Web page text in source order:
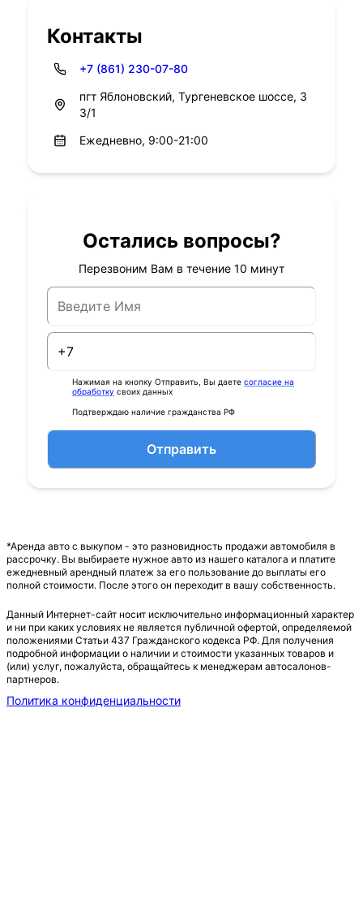
Контакты
+7 (861) 230-07-80
пгт Яблоновский, Тургеневское шоссе, 3
3/1
Ежедневно, 9:00-21:00
Остались вопросы?
Перезвоним Вам в течение 10 минут
Нажимая на кнопку Отправить, Вы даете согласие на
обработку своих данных
Подтверждаю наличие гражданства РФ
Отправить
*Аренда авто с выкупом - это разновидность продажи автомобиля в
рассрочку. Вы выбираете нужное авто из нашего каталога и платите
ежедневный арендный платеж за его пользование до выплаты его
полной стоимости. После этого он переходит в вашу собственность.
Данный Интернет-сайт носит исключительно информационный характер
и ни при каких условиях не является публичной офертой, определяемой
положениями Статьи 437 Гражданского кодекса РФ. Для получения
подробной информации о наличии и стоимости указанных товаров и
(или) услуг, пожалуйста, обращайтесь к менеджерам автосалонов-
партнеров.
Политика конфиденциальности